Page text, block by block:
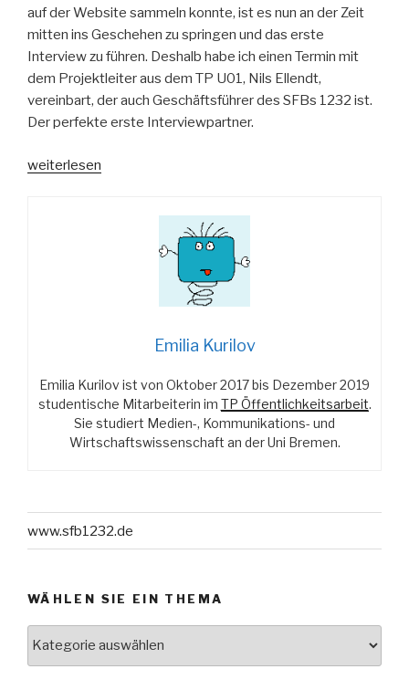
auf der Website sammeln konnte, ist es nun an der Zeit
mitten ins Geschehen zu springen und das erste
Interview zu führen. Deshalb habe ich einen Termin mit
dem Projektleiter aus dem TP U01, Nils Ellendt,
vereinbart, der auch Geschäftsführer des SFBs 1232 ist.
Der perfekte erste Interviewpartner.
„Mikro,
weiterlesen
Emilia Kurilov
Emilia Kurilov ist von Oktober 2017 bis Dezember 2019
studentische Mitarbeiterin im TP Öffentlichkeitsarbeit.
Sie studiert Medien-, Kommunikations- und
Wirtschaftswissenschaft an der Uni Bremen.
www.sfb1232.de
WÄHLEN SIE EIN THEMA